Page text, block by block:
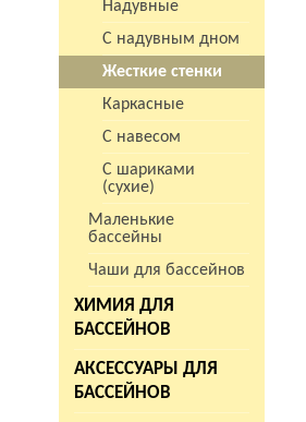
Надувные
С надувным дном
Жесткие стенки
Каркасные
С навесом
С шариками
(сухие)
Маленькие
бассейны
Чаши для бассейнов
ХИМИЯ ДЛЯ
БАССЕЙНОВ
АКСЕССУАРЫ ДЛЯ
БАССЕЙНОВ